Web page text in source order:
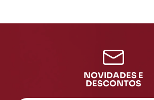
NOVIDADES E
DESCONTOS